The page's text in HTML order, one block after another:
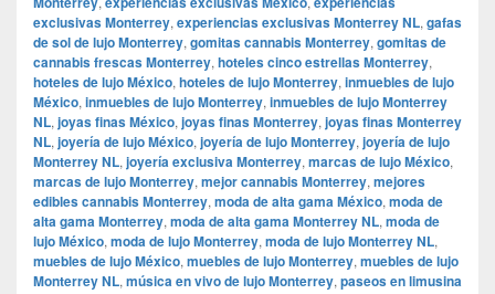
exclusivas Monterrey, experiencias exclusivas Monterrey NL, gafas
de sol de lujo Monterrey, gomitas cannabis Monterrey, gomitas de
cannabis frescas Monterrey, hoteles cinco estrellas Monterrey,
hoteles de lujo México, hoteles de lujo Monterrey, inmuebles de lujo
México, inmuebles de lujo Monterrey, inmuebles de lujo Monterrey
NL, joyas finas México, joyas finas Monterrey, joyas finas Monterrey
NL, joyería de lujo México, joyería de lujo Monterrey, joyería de lujo
Monterrey NL, joyería exclusiva Monterrey, marcas de lujo México,
marcas de lujo Monterrey, mejor cannabis Monterrey, mejores
edibles cannabis Monterrey, moda de alta gama México, moda de
alta gama Monterrey, moda de alta gama Monterrey NL, moda de
lujo México, moda de lujo Monterrey, moda de lujo Monterrey NL,
muebles de lujo México, muebles de lujo Monterrey, muebles de lujo
Monterrey NL, música en vivo de lujo Monterrey, paseos en limusina